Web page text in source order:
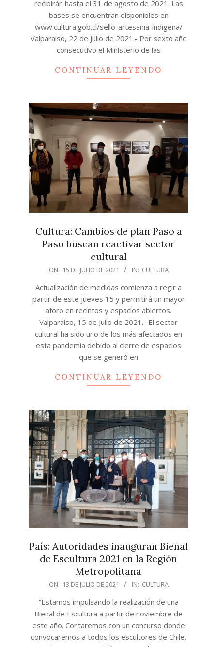
recibirán hasta el 31 de agosto de 2021. Las
bases se encuentran disponibles en
www.cultura.gob.cl/sello-artesania-indigena/
Valparaíso, 22 de Julio de 2021.- Por sexto año
consecutivo el Ministerio de las
CONTINUAR LEYENDO
Cultura: Cambios de plan Paso a
Paso buscan reactivar sector
cultural
15
ON: 15 DE JULIO DE 2021 IN: CULTURA
Actualización de medidas comienza a regir a
partir de este jueves 15 y permitirá un mayor
aforo en recintos y espacios abiertos.
Valparaíso, 15 de Julio de 2021.- El sector
cultural ha sido uno de los más afectados en
esta pandemia debido al cierre de espacios
que se generó en
CONTINUAR LEYENDO
País: Autoridades inauguran Bienal
de Escultura 2021 en la Región
Metropolitana
ON: 13 DE JULIO DE 2021 IN: CULTURA
“Estamos impulsando la realización de una
Bienal de Escultura a partir de noviembre de
este año. Contaremos con un concurso donde
convocaremos a todos los escultores de Chile.